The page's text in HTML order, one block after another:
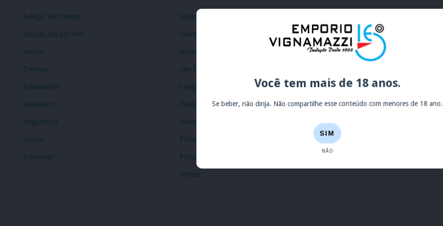
Seleção de Inverno
Seleção Dia dos Pais
Vinhos
Cervejas
Espumantes
Destilados
Degustação
Outros
Presentes
Garantia
Sobre Nós
Nossas Lojas
Fale Conosco
Compre e Retire
Politica de Troca
Politica de Entrega
Política de Cookies
Politica de Privacidade
Sorteio
(11) 2221-0669
atendimento@oemporio.com.br
Você tem mais de 18 anos.
Se beber, não dirija. Não compartilhe esse conteúdo com menores de 18 ano.
SIM
NÃO